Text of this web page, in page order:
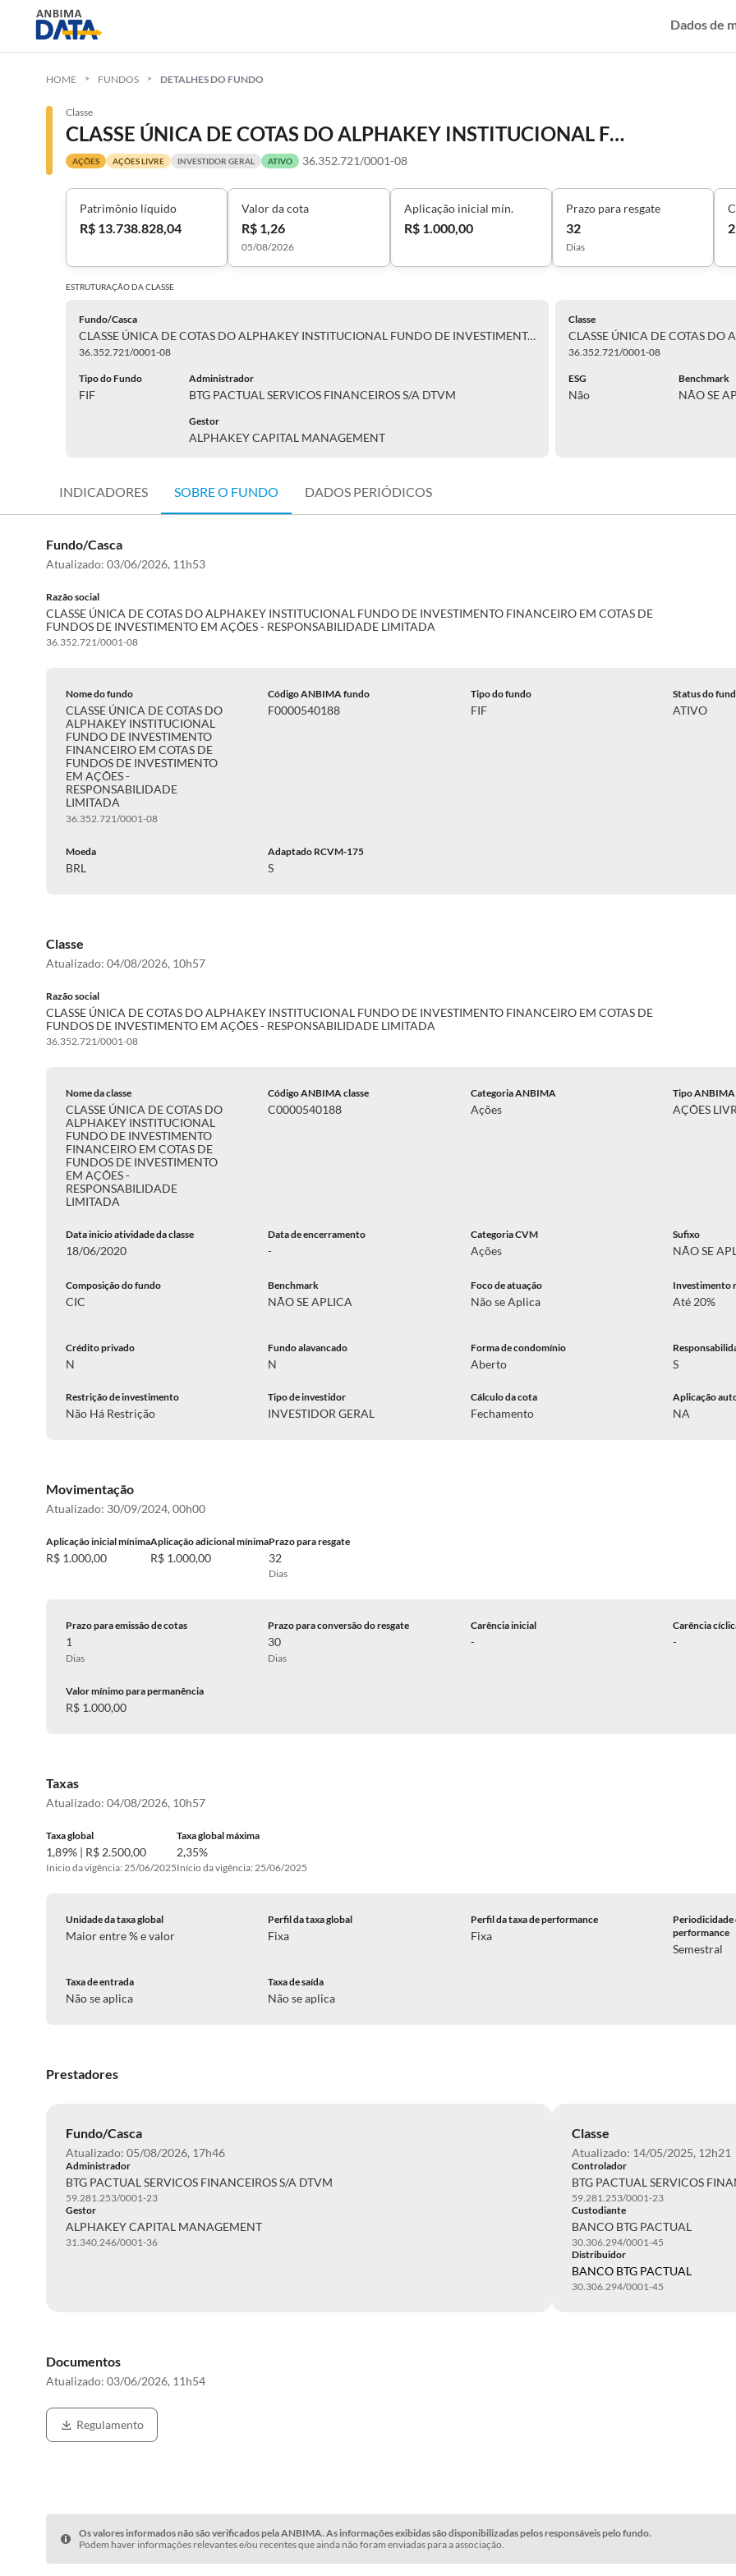
Dados de
HOME FUNDOS DETALHES DO FUNDO
Classe
CLASSE ÚNICA DE COTAS DO ALPHAKEY INSTITUCIONAL FUNDO DE INVESTIMENTO FINANCEIRO EM COTAS DE FUNDOS DE INVESTIMENTO EM AÇÕES - RESPONSABILIDADE LIMITADA
AÇÕES AÇÕES LIVRE INVESTIDOR GERAL ATIVO 36.352.721/0001-08
Patrimônio líquido
R$ 13.738.828,04
Valor da cota
R$ 1,26
05/08/2026
Aplicação inicial mín.
R$ 1.000,00
Prazo para resgate
32
Dias
ESTRUTURAÇÃO DACLASSE
Fundo/Casca
CLASSE ÚNICA DE COTAS DO ALPHAKEY INSTITUCIONAL FUNDO DE INVESTIMENTO FINANCEIRO EM COTAS DE FUNDOS DE INVESTIMENTO EM AÇÕES - RESPONSABILIDADE LIMITADA
36.352.721/0001-08
Tipo do Fundo
FIF
Administrador
BTG PACTUAL SERVICOS FINANCEIROS S/A DTVM
Gestor
ALPHAKEY CAPITAL MANAGEMENT
Classe
36.352.721/0001-08
ESG
Não
Benchmark
NÃO SE
INDICADORES SOBRE O FUNDO DADOS PERIÓDICOS
Fundo/Casca
Atualizado: 03/06/2026, 11h53
Razão social
CLASSE ÚNICA DE COTAS DO ALPHAKEY INSTITUCIONAL FUNDO DE INVESTIMENTO FINANCEIRO EM COTAS DE
FUNDOS DE INVESTIMENTO EM AÇÕES - RESPONSABILIDADE LIMITADA
36.352.721/0001-08
Nome do fundo
CLASSE ÚNICA DE COTAS DO
ALPHAKEY INSTITUCIONAL
FUNDO DE INVESTIMENTO
FINANCEIRO EM COTAS DE
FUNDOS DE INVESTIMENTO
EM AÇÕES -
RESPONSABILIDADE
LIMITADA
36.352.721/0001-08
Código ANBIMA fundo
F0000540188
Tipo do fundo
FIF
Status do
ATIVO
Moeda
BRL
Adaptado RCVM-175
S
Classe
Atualizado: 04/08/2026, 10h57
Razão social
CLASSE ÚNICA DE COTAS DO ALPHAKEY INSTITUCIONAL FUNDO DE INVESTIMENTO FINANCEIRO EM COTAS DE
FUNDOS DE INVESTIMENTO EM AÇÕES - RESPONSABILIDADE LIMITADA
36.352.721/0001-08
Nome da classe
CLASSE ÚNICA DE COTAS DO
ALPHAKEY INSTITUCIONAL
FUNDO DE INVESTIMENTO
FINANCEIRO EM COTAS DE
FUNDOS DE INVESTIMENTO
EM AÇÕES -
RESPONSABILIDADE
LIMITADA
Código ANBIMA classe
C0000540188
Categoria ANBIMA
Ações
Tipo ANBIMA
AÇÕES
Data inicio atividade da classe
18/06/2020
Data de encerramento
-
Categoria CVM
Ações
Sufixo
NÃO SE
Composição do fundo
CIC
Benchmark
NÃO SE APLICA
Foco de atuação
Não se Aplica
Investimento
Até 20%
Crédito privado
N
Fundo alavancado
N
Forma de condomínio
Aberto S
Restrição de investimento
Não Há Restrição
Tipo de investidor
INVESTIDOR GERAL
Cálculo da cota
Fechamento
Aplicação
NA
Movimentação
Atualizado: 30/09/2024, 00h00
Aplicação inicial mínima
R$ 1.000,00
Aplicação adicional mínima
R$ 1.000,00
Prazo para resgate
32
Dias
Prazo para emissão de cotas
1
Dias
Prazo para conversão do resgate
30
Dias
Carência inicial
-
Carência
-
Valor mínimo para permanência
R$ 1.000,00
Taxas
Atualizado: 04/08/2026, 10h57
Taxa global
1,89% | R$ 2.500,00
Inicio da vigência: 25/06/2025
Taxa global máxima
2,35%
Início da vigência: 25/06/2025
Unidade da taxa global
Maior entre % e valor
Perfil da taxa global
Fixa
Perfil da taxa de performance
Fixa
Periodicidade
performance
Semestral
Taxa de entrada
Não se aplica
Taxa de saída
Não se aplica
Prestadores
Fundo/Casca
Atualizado: 05/08/2026, 17h46
Administrador
BTG PACTUAL SERVICOS FINANCEIROS S/A DTVM
59.281.253/0001-23
Gestor
ALPHAKEY CAPITAL MANAGEMENT
31.340.246/0001-36
Classe
Atualizado: 14/05/2025, 12h21
Controlador
BTG PACTUAL SERVICOS
59.281.253/0001-23
Custodiante
BANCO BTG PACTUAL
30.306.294/0001-45
Distribuidor
BANCO BTG PACTUAL
30.306.294/0001-45
Documentos
Atualizado: 03/06/2026, 11h54
Regulamento
Os valores informados não são verificados pela ANBIMA. As informações exibidas são disponibilizadas pelos responsáveis pelo fundo.
Podem haver informações relevantes e/ou recentes que ainda não foram enviadas para a associação.